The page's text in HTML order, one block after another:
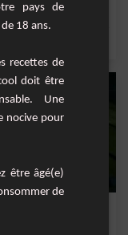
pays de
18 ans.
recettes de
doit être
Une
nocive pour
être âgé(e)
de